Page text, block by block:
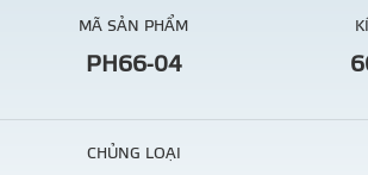
MÃ SẢN PHẨM
PH66-04
CHỦNG LOẠI